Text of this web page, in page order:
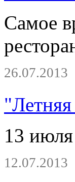
Самое
26.07.2013
13 июля
12.07.2013